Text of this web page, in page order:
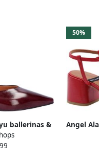
ballerinas &
50%
Angel